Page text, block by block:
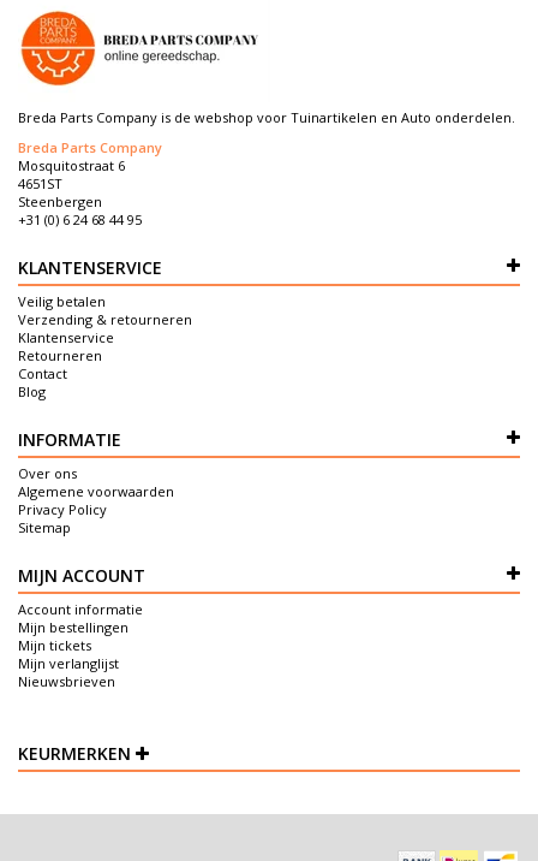
Breda Parts Company is de webshop voor Tuinartikelen en Auto onderdelen.
Breda Parts Company
Mosquitostraat 6
4651ST
Steenbergen
+31 (0) 6 24 68 44 95
KLANTENSERVICE
Veilig betalen
Verzending & retourneren
Klantenservice
Retourneren
Contact
Blog
INFORMATIE
Over ons
Algemene voorwaarden
Privacy Policy
Sitemap
MIJN ACCOUNT
Account informatie
Mijn bestellingen
Mijn tickets
Mijn verlanglijst
Nieuwsbrieven
KEURMERKEN